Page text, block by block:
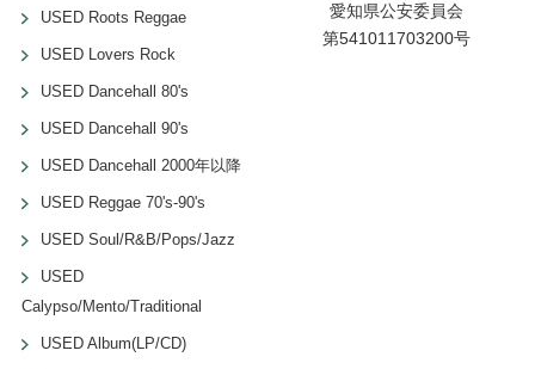
USED Roots Reggae
USED Lovers Rock
USED Dancehall 80's
USED Dancehall 90's
USED Dancehall 2000年以降
USED Reggae 70's-90's
USED Soul/R&B/Pops/Jazz
USED
Calypso/Mento/Traditional
USED Album(LP/CD)
愛知県公安委員会
第541011703200号